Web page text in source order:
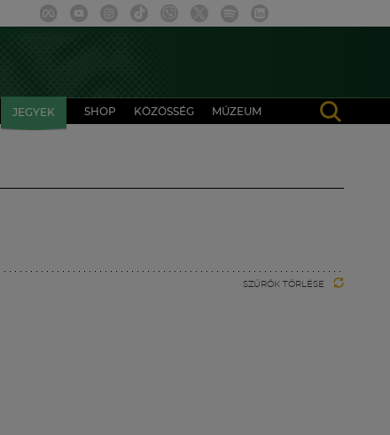
JEGYEK SHOP KÖZÖSSÉG MÚZEUM
SZŰRŐK TÖRLÉSE